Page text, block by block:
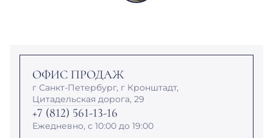
ОФИС ПРОДАЖ
г Санкт-Петербург, г Кронштадт,
Цитадельская дорога, 29
+7 (812) 561-13-16
Ежедневно, с 10:00 до 19:00